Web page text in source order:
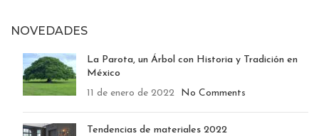
NOVEDADES
La Parota, un Árbol con Historia y Tradición en
México
11 de enero de 2022
No Comments
Tendencias de materiales 2022